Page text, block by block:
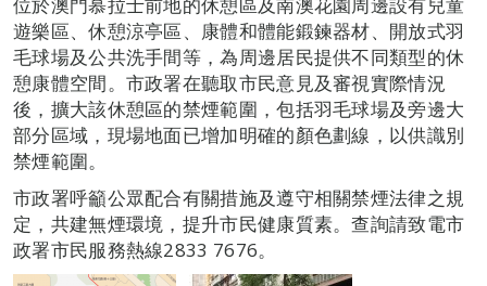
遊樂區、休憩涼亭區、康體和體能鍛鍊器材、開放式羽
毛球場及公共洗手間等，為周邊居民提供不同類型的休
憩康體空間。市政署在聽取市民意見及審視實際情況
後，擴大該休憩區的禁煙範圍，包括羽毛球場及旁邊大
部分區域，現場地面已增加明確的顏色劃線，以供識別
禁煙範圍。
市政署呼籲公眾配合有關措施及遵守相關禁煙法律之規
定，共建無煙環境，提升市民健康質素。查詢請致電市
政署市民服務熱線2833 7676。